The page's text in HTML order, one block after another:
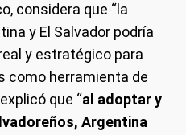
considera que “la
y El Salvador podría
y estratégico para
como herramienta de
que “al adoptar y
Argentina